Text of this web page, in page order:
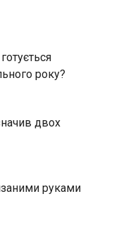
року?
двох
руками